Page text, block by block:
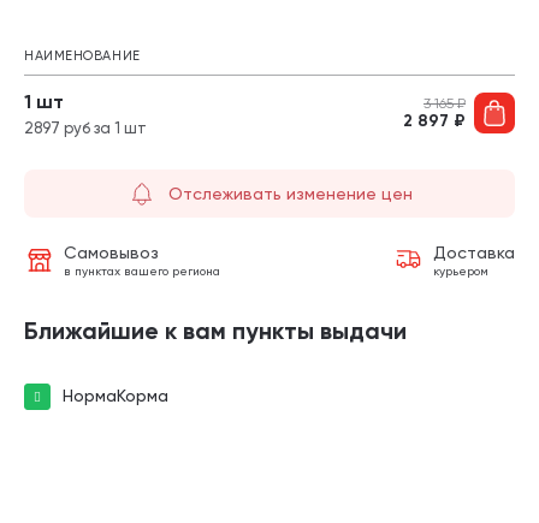
НАИМЕНОВАНИЕ
1 шт
2897 руб за 1 шт
3 165₽
2 897 ₽
Отслеживать изменение цен
Самовывоз
в пунктах вашего региона
Доставка
курьером
Ближайшие к вам пункты выдачи
НормаКорма